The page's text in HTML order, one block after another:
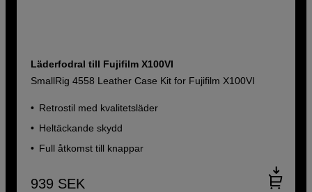
Läderfodral till Fujifilm X100VI
SmallRig 4558 Leather Case Kit for Fujifilm X100VI
Retrostil med kvalitetsläder
Heltäckande skydd
Full åtkomst till knappar
939 SEK